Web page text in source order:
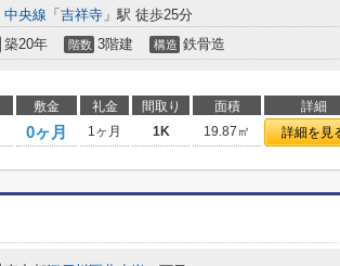
中央線 「 吉祥寺 」駅 徒歩25分
築20年 階数 3階建 構造 鉄骨造
敷金 礼金 間取り 面積 詳細
0ヶ月 1ヶ月 1K 19.87㎡ 詳細を見